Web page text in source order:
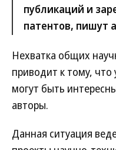
публикаций и
патентов, пишут
Нехватка общих
приводит к тому,
могут быть
авторы.
Данная ситуация